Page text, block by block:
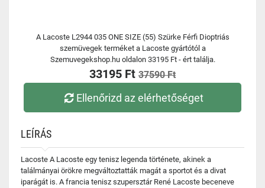
A Lacoste L2944 035 ONE SIZE (55) Szürke Férfi Dioptriás
szemüvegek terméket a Lacoste gyártótól a
Szemuvegekshop.hu oldalon 33195 Ft - ért találja.
33195 Ft 37590 Ft
Ellenőrizd az elérhetőséget
LEÍRÁS
Lacoste A Lacoste egy tenisz legenda története, akinek a
találmányai örökre megváltoztatták magát a sportot és a divat
iparágát is. A francia tenisz szupersztár René Lacoste beceneve